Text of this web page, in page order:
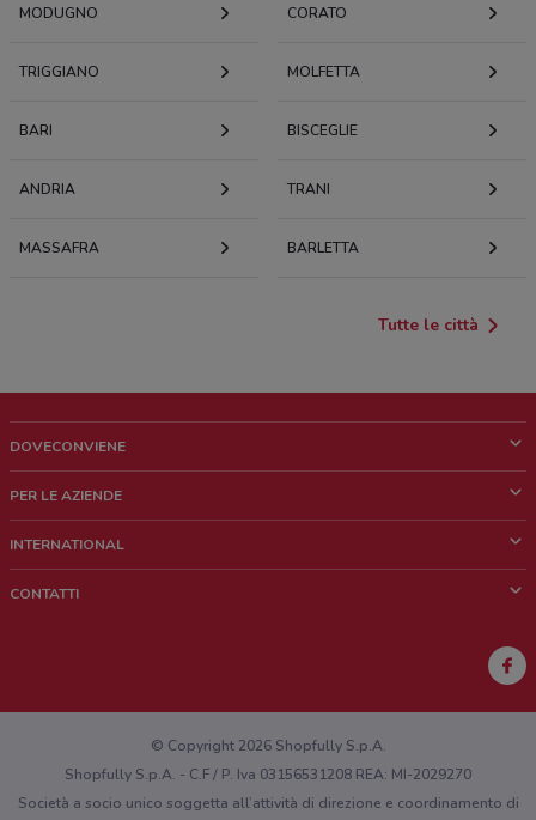
MODUGNO CORATO
TRIGGIANO MOLFETTA
BARI BISCEGLIE
ANDRIA TRANI
MASSAFRA BARLETTA
Tutte le città
DOVECONVIENE
Chi siamo
Lavora con noi
PER LE AZIENDE
Richieste commerciali e marketing
INTERNATIONAL
CONTATTI
Hai un malfunzionamento sul web o sull'app?
© Copyright 2026 Shopfully S.p.A.
Shopfully S.p.A. - C.F / P. Iva 03156531208 REA: MI-2029270
Società a socio unico soggetta all’attività di direzione e coordinamento di